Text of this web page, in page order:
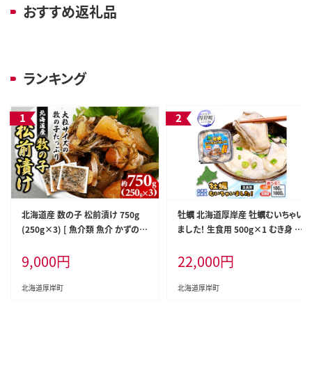
おすすめ返礼品
ランキング
北海道産 数の子 松前漬け 750g
(250g×3) [ 魚介類 魚介 かずのこ
道 ]
9,000円
北海道厚岸町
牡蠣 北海道厚岸産 牡蠣むいちゃい
ました！ 生食用 500g×1 むき身 生
ん
22,000円
北海道厚岸町